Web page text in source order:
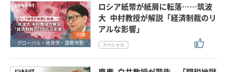
記事
グローバル・地政学・国際情勢
ロシア紙幣が紙屑に転落……筑波
大 中村教授が解説「経済制裁のリ
アルな影響」